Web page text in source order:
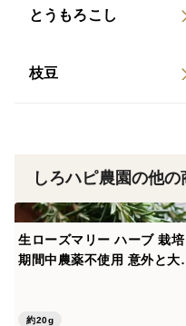
今後、
また、温度変化や揺れ
す
ご理解いただける方の
とうもろこし
枝豆
しろハピ農園の他の
生ローズマリー ハーブ 栽培
期間中農薬不使用 意外と大
約20g